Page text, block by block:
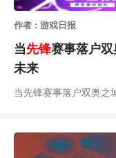
作者 : 游戏日报
当先锋赛事落户
未来
当先锋赛事落户双奥之